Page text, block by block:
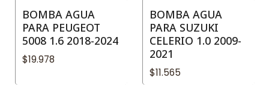
BOMBA AGUA
PARA PEUGEOT
5008 1.6 2018-2024
$19.978
BOMBA AGUA
PARA SUZUKI
CELERIO 1.0 2009-
2021
$11.565